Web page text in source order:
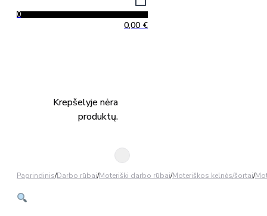
0
0,00 €
Krepšelyje nėra
produktų.
Pagrindinis/Darbo rūbai/Moteriški darbo rūbai/Moteriškos kelnės/šortai/